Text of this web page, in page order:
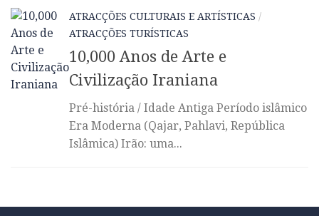
ATRACÇÕES CULTURAIS E ARTÍSTICAS /
ATRACÇÕES TURÍSTICAS
10,000 Anos de Arte e
Civilização Iraniana
Pré-história / Idade Antiga Período islâmico
Era Moderna (Qajar, Pahlavi, República
Islâmica) Irão: uma...